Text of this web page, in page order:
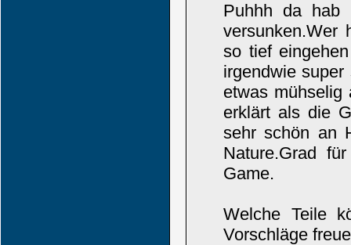
Puhhh da
versunken.Wer
so tief
irgendwie
etwas mühselig
erklärt als die
sehr schön an
Nature.Grad
Game.
Welche Teile
Vorschläge